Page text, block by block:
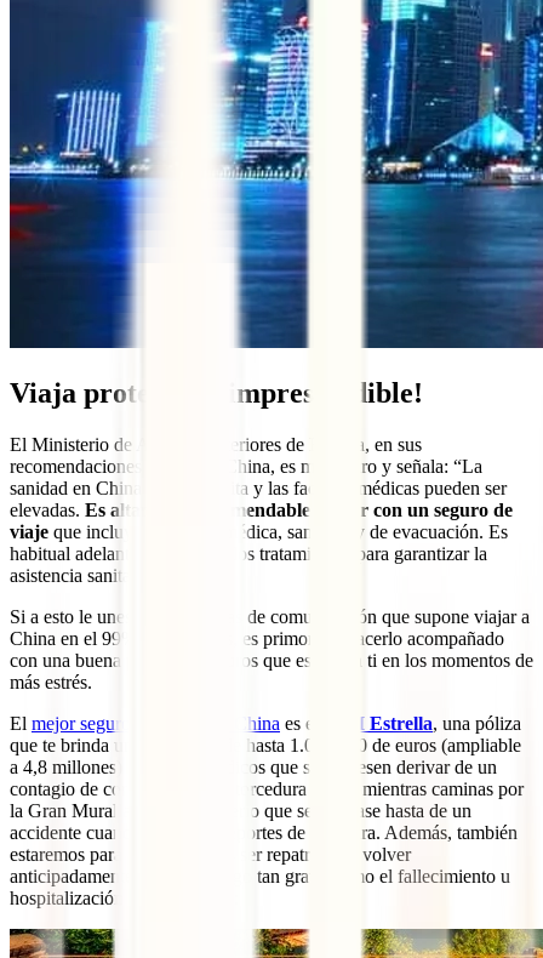
Viaja protegido, ¡imprescindible!
El Ministerio de Asuntos Exteriores de España, en sus
recomendaciones de viaje a China, es muy claro y señala: “La
sanidad en China no es gratuita y las facturas médicas pueden ser
elevadas. Es altamente recomendable contar con un seguro de
viaje que incluya cobertura médica, sanitaria y de evacuación. Es
habitual adelantar el pago de los tratamientos para garantizar la
asistencia sanitaria.”
Si a esto le unes los problemas de comunicación que supone viajar a
China en el 99% de los casos, es primordial hacerlo acompañado
con una buena póliza de seguros que esté para ti en los momentos de
más estrés.
El mejor seguro para viajar a China es el IATI Estrella, una póliza
que te brinda una cobertura de hasta 1.000.000 de euros (ampliable
a 4,8 millones) en gastos médicos que se pudiesen derivar de un
contagio de coronavirus, una torcedura de pie mientras caminas por
la Gran Muralla o algo más serio que se derivase hasta de un
accidente cuando practicas deportes de aventura. Además, también
estaremos para ti si precisases ser repatriado o volver
anticipadamente a casa por algo tan grave como el fallecimiento u
hospitalización de un familiar: